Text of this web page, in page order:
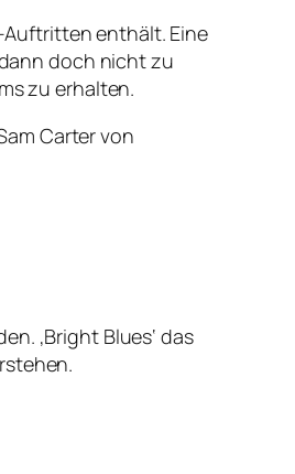
Auftritten enthält. Eine
doch nicht zu
zu erhalten.
Carter von
‚Bright Blues‘ das